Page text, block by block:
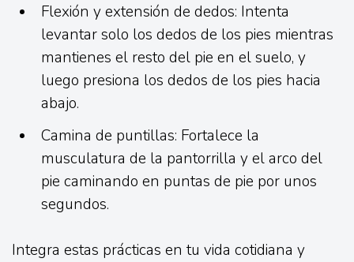
Flexión y extensión de dedos: Intenta
levantar solo los dedos de los pies mientras
mantienes el resto del pie en el suelo, y
luego presiona los dedos de los pies hacia
abajo.
Camina de puntillas: Fortalece la
musculatura de la pantorrilla y el arco del
pie caminando en puntas de pie por unos
segundos.
Integra estas prácticas en tu vida cotidiana y